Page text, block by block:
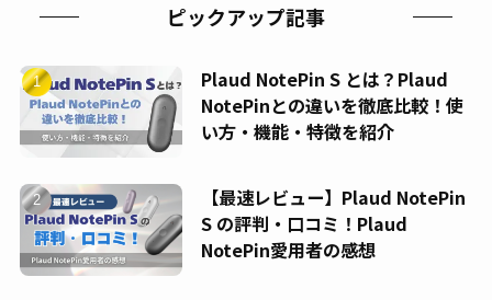
ピックアップ記事
Plaud NotePin S とは？Plaud
NotePinとの違いを徹底比較！使
い方・機能・特徴を紹介
【最速レビュー】Plaud NotePin
S の評判・口コミ！Plaud
NotePin愛用者の感想